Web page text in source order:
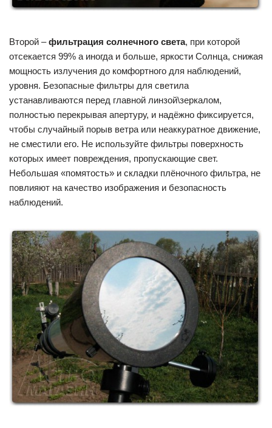
Второй –фильтрация солнечного света, при которой
отсекается 99% а иногда и больше, яркости Солнца, снижая
мощность излучения до комфортного для наблюдений,
уровня. Безопасные фильтры для светила
устанавливаются перед главной линзой\зеркалом,
полностью перекрывая апертуру, и надёжно фиксируется,
чтобы случайный порыв ветра или неаккуратное движение,
не сместили его. Не используйте фильтры поверхность
которых имеет повреждения, пропускающие свет.
Небольшая «помятость» и складки плёночного фильтра, не
повлияют на качество изображения и безопасность
наблюдений.